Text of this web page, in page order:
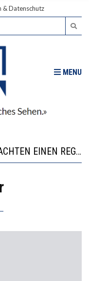
& Datenschutz
MENU
“WIR BEOBACHTEN EINEN REGELRECHTEN STURZFLUG BEI DEN LERNLEISTUNGEN”
DIE VERSTÄRKTE HARMONISIERUNG IM SCHULWESEN VERRINGERT DAS INNOVATIONSPOTENZIAL